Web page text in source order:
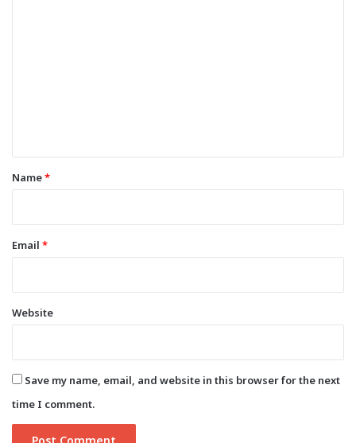
*Name*
Email *
Website
Save my name, email, and website in this browser for the next
time I comment.